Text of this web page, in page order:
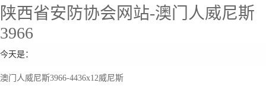
陕西省安防协会网站-澳门人威尼斯
3966
今天是：
澳门人威尼斯3966-4436x12威尼斯